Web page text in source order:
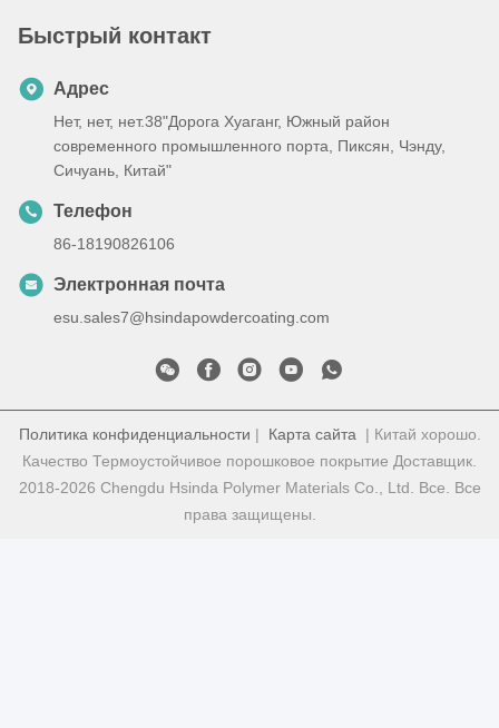
Быстрый контакт
Адрес
Нет, нет, нет.38"Дорога Хуаганг, Южный район
современного промышленного порта, Пиксян, Чэнду,
Сичуань, Китай"
Телефон
86-18190826106
Электронная почта
esu.sales7@hsindapowdercoating.com
Политика конфиденциальности | Карта сайта | Китай хорошо.
Качество Термоустойчивое порошковое покрытие Доставщик.
2018-2026 Chengdu Hsinda Polymer Materials Co., Ltd. Все. Все
права защищены.